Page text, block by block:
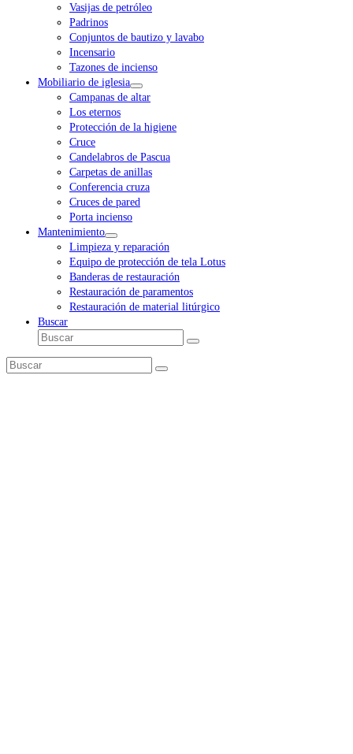
Vasijas de petróleo
Padrinos
Conjuntos de bautizo y lavabo
Incensario
Tazones de incienso
Mobiliario de iglesia
Campanas de altar
Los eternos
Protección de la higiene
Cruce
Candelabros de Pascua
Carpetas de anillas
Conferencia cruza
Cruces de pared
Porta incienso
Mantenimiento
Limpieza y reparación
Equipo de protección de tela Lotus
Banderas de restauración
Restauración de paramentos
Restauración de material litúrgico
Buscar
Buscar
Enviar
Buscar
Enviar